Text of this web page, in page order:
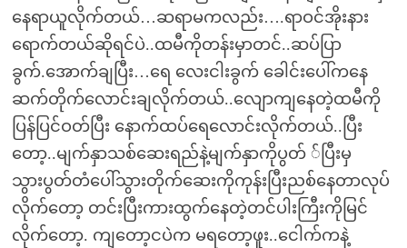
နေရာယူလိုက်တယ်…ဆရာမကလည်း….ရာဝင်အိုးနား
ရောက်တယ်ဆိုရင်ပဲ..ထမီကိုတန်းမှာတင်..ဆပ်ပြာ
ခွက်.အောက်ချပြီး…ရေ လေးငါးခွက် ခေါင်းပေါ်ကနေ
ဆက်တိုက်လောင်းချလိုက်တယ်..လျောကျနေတဲ့ထမီကို
ပြန်ပြင်ဝတ်ပြီး နောက်ထပ်ရေလောင်းလိုက်တယ်..ပြီး
တော့..မျက်နှာသစ်ဆေးရည်နဲ့မျက်နှာကိုပွတ် ်ပြီးမှ
သွားပွတ်တံပေါ်သွားတိုက်ဆေးကိုကုန်းပြီးညစ်နေတာလုပ်
လိုက်တော့ တင်းပြီးကားထွက်နေတဲ့တင်ပါးကြီးကိုမြင်
လိုက်တော့. ကျတော့ငပဲက မရတော့ဖူး..ငေါက်ကနဲ့